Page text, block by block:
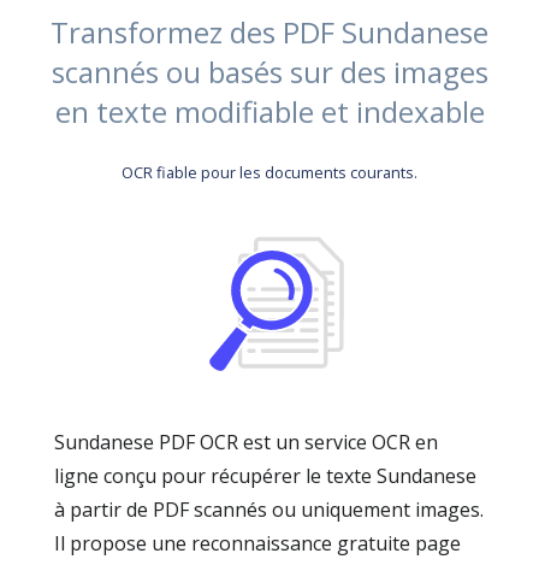
Transformez des PDF Sundanese
scannés ou basés sur des images
en texte modifiable et indexable
OCR fiable pour les documents courants.
Sundanese PDF OCR est un service OCR en
ligne conçu pour récupérer le texte Sundanese
à partir de PDF scannés ou uniquement images.
Il propose une reconnaissance gratuite page